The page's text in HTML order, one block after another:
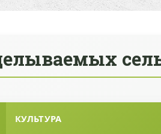
КУЛЬТУРА